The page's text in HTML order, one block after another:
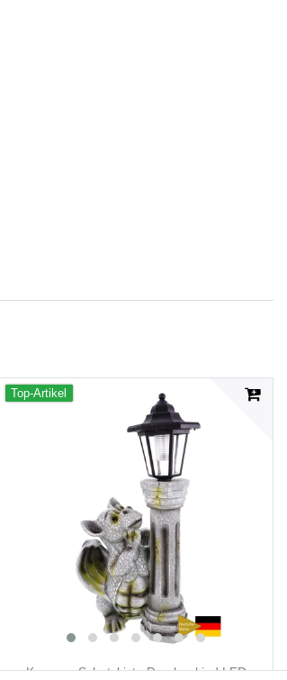
Top-Artikel
Kremers Schatzkiste Drachenkind LED